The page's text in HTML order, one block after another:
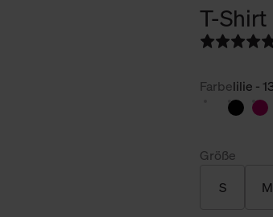
T-
Farbelilie -
Größe
S M